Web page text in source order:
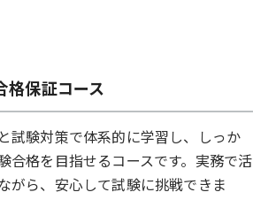
格保証コース
試験対策で体系的に学習し、しっか
合格を目指せるコースです。実務で活
がら、安心して試験に挑戦できま